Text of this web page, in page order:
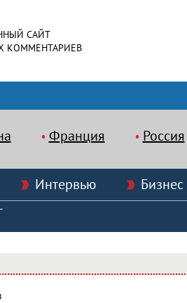
САЙТ
КОММЕНТАРИЕВ
Франция Россия
Интервью Бизнес